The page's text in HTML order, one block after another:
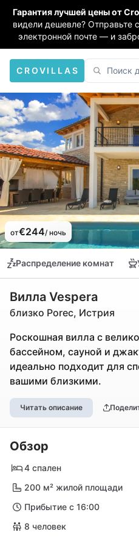
Гарантия лучшей цены от
видели дешевле? Отправьте
электронной почте — и
CROVILLAS
от€244/ ночь
Распределение комнат
Вилла Vespera
близко Porec, Истрия
Роскошная вилла с
бассейном, сауной и
идеально подходит для
вашими близкими.
Читать описание
Обзор
4 спален
200 м² жилой площади
Прибытие с 16:00
8 человек